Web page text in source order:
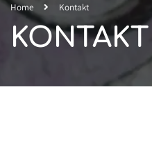
Home Kontakt
KONTAKT